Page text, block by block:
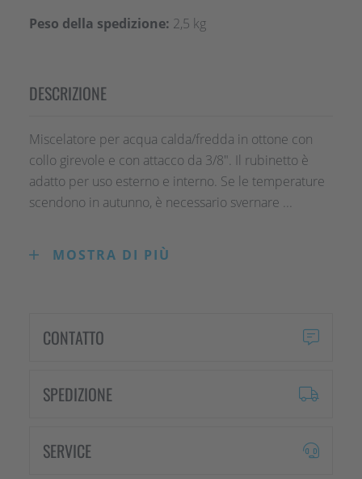
Peso della spedizione: 2,5 kg
DESCRIZIONE
Miscelatore per acqua calda/fredda in ottone con
collo girevole e con attacco da 3/8". Il rubinetto è
adatto per uso esterno e interno. Se le temperature
scendono in autunno, è necessario svernare ...
MOSTRA DI PIÙ
temperature scendono in autunno, è necessario
CONTATTO
SPEDIZIONE
SERVICE